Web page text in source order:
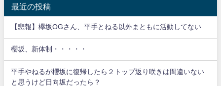
最近の投稿
【悲報】欅坂OGさん、平手とねる以外まともに活動してない
櫻坂、新体制・・・・・
平手やねるが櫻坂に復帰したら２トップ返り咲きは間違いない
と思うけど日向坂だったら？